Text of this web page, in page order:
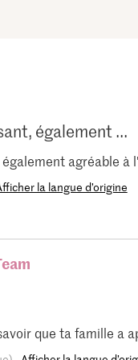
également ...
agréable
la langue d’origine
que ta famille a